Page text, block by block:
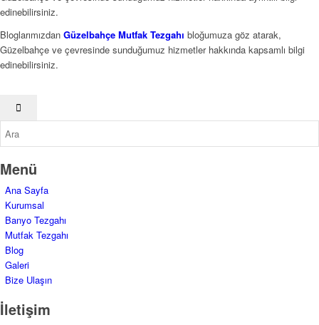
edinebilirsiniz.
Bloglarımızdan Güzelbahçe Mutfak Tezgahı bloğumuza göz atarak,
Güzelbahçe ve çevresinde sunduğumuz hizmetler hakkında kapsamlı bilgi
edinebilirsiniz.
Menü
Ana Sayfa
Kurumsal
Banyo Tezgahı
Mutfak Tezgahı
Blog
Galeri
Bize Ulaşın
İletişim